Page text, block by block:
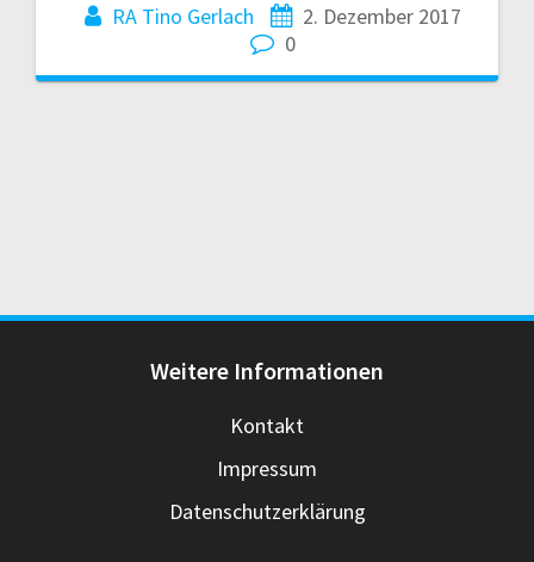
RA Tino Gerlach
2. Dezember 2017
0
Weitere Informationen
Kontakt
Impressum
Datenschutzerklärung